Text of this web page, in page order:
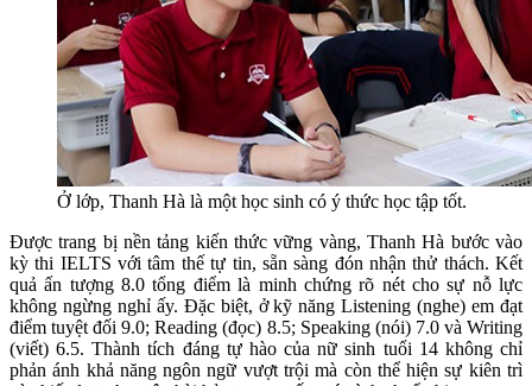
Ở lớp, Thanh Hà là một học sinh có ý thức học tập tốt.
Được trang bị nền tảng kiến thức vững vàng, Thanh Hà bước vào
kỳ thi IELTS với tâm thế tự tin, sẵn sàng đón nhận thử thách. Kết
quả ấn tượng 8.0 tổng điểm là minh chứng rõ nét cho sự nỗ lực
không ngừng nghỉ ấy. Đặc biệt, ở kỹ năng Listening (nghe) em đạt
điểm tuyệt đối 9.0; Reading (đọc) 8.5; Speaking (nói) 7.0 và Writing
(viết) 6.5. Thành tích đáng tự hào của nữ sinh tuổi 14 không chỉ
phản ánh khả năng ngôn ngữ vượt trội mà còn thể hiện sự kiên trì